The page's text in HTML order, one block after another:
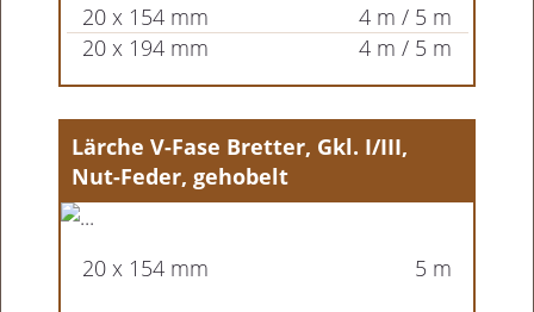
20 x 154 mm
4 m / 5 m
20 x 194 mm
4 m / 5 m
Lärche V-Fase Bretter, Gkl. I/III,
Nut-Feder, gehobelt
20 x 154 mm 5 m